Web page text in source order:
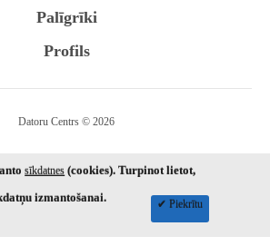
Palīgrīki
Profils
Datoru Centrs © 2026
sīkdatnes (cookies). Turpinot lietot,
izmantošanai.
✔ Piekrītu